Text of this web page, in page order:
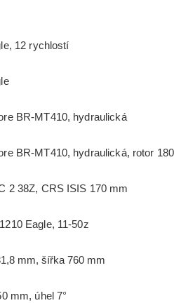
12 rychlostí
BR-MT410, hydraulická
BR-MT410, hydraulická, rotor
2 38Z, CRS ISIS 170 mm
Eagle, 11-50z
mm, šířka 760 mm
mm, úhel 7°